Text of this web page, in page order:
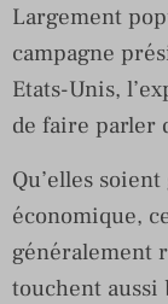
Largement
campagne
Etats-Unis,
de faire parler
Qu’elles
économique,
généralement
touchent aussi